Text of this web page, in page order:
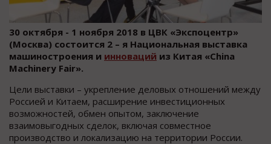
30 октября - 1 ноября 2018 в ЦВК «Экспоцентр»
(Москва) состоится 2 – я Национальная выставка
машиностроения и инноваций из Китая «China
Machinery Fair».
Цели выставки – укрепление деловых отношений между
Россией и Китаем, расширение инвестиционных
возможностей, обмен опытом, заключение
взаимовыгодных сделок, включая совместное
производство и локализацию на территории России.